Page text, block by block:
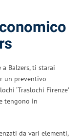
Balzers, ti starai
un preventivo
‘Traslochi Firenze’
tengono in
da vari elementi,